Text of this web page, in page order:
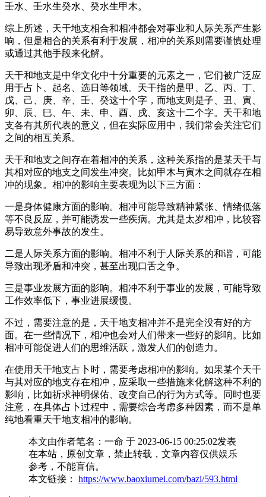
壬水、壬水生癸水、癸水生甲木。
综上所述，天干地支相合和相冲都会对事业和人际关系产生影
响，但是相合的关系有利于发展，相冲的关系则需要谨慎处理
或通过其他手段来化解。
天干和地支是中华文化中十分重要的元素之一，它们被广泛应
用于占卜、起名、选日等领域。天干指的是甲、乙、丙、丁、
戊、己、庚、辛、壬、癸这十个字，而地支则是子、丑、寅、
卯、辰、巳、午、未、申、酉、戌、亥这十二个字。天干和地
支各有其所代表的意义，但在实际应用中，我们常会关注它们
之间的相互关系。
天干和地支之间存在着相冲的关系，这种关系指的是某天干与
其相对应的地支之间发生冲突。比如甲木与寅木之间就存在相
冲的现象。相冲的影响主要表现为以下三方面：
一是身体健康方面的影响。相冲可能导致精神紧张、情绪低落
等不良反应，并可能诱发一些疾病。尤其是太岁相冲，比较容
易导致意外事故的发生。
二是人际关系方面的影响。相冲不利于人际关系的和谐，可能
导致出现矛盾和冲突，甚至出现口舌之争。
三是事业发展方面的影响。相冲不利于事业的发展，可能导致
工作效率低下，事业进展缓慢。
不过，需要注意的是，天干地支相冲并不是完全没有好的方
面。在一些情况下，相冲也会对人们带来一些好的影响。比如
相冲可能促进人们的思维活跃，激发人们的创造力。
在使用天干地支占卜时，需要考虑相冲的影响。如果某个天干
与其对应的地支存在相冲，应采取一些措施来化解这种不利的
影响，比如祈求神明保佑、改变自己的行为方式等。同时也要
注意，在具体占卜过程中，需要综合考虑多种因素，而不是单
纯地看重天干地支相冲的影响。
本文由作者笔名：一命 于 2023-06-15 00:25:02发表
在本站，原创文章，禁止转载，文章内容仅供娱乐
参考，不能盲信。
本文链接： https://www.baoxiumei.com/bazi/593.html